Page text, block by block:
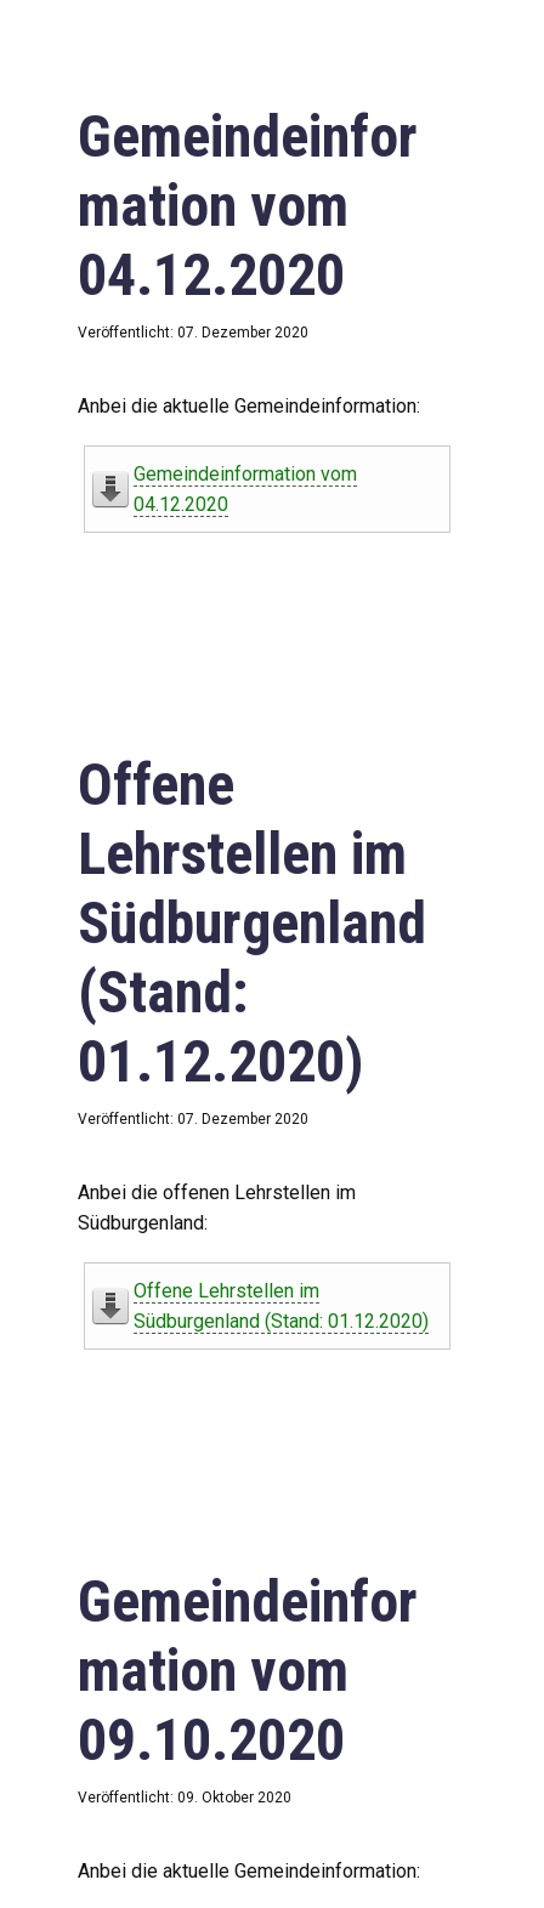
Gemeindeinfor
mation vom
04.12.2020
Veröffentlicht: 07. Dezember 2020
Anbei die aktuelle Gemeindeinformation:
Gemeindeinformation vom
04.12.2020
Offene
Lehrstellen im
Südburgenland
(Stand:
01.12.2020)
Veröffentlicht: 07. Dezember 2020
Anbei die offenen Lehrstellen im
Südburgenland:
Offene Lehrstellen im
Südburgenland (Stand: 01.12.2020)
Gemeindeinfor
mation vom
09.10.2020
Veröffentlicht: 09. Oktober 2020
Anbei die aktuelle Gemeindeinformation: